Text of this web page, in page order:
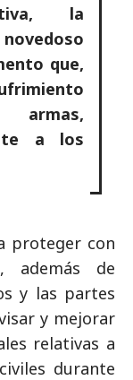
la
que,
a los
proteger con
además de
y las partes
y mejorar
relativas a
durante